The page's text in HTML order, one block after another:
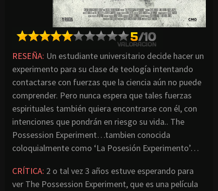
RESEÑA: Un estudiante universitario decide hacer un
experimento para su clase de teología intentando
contactarse con fuerzas que la ciencia aún no puede
comprender. Pero nunca espera que tales fuerzas
espirituales también quiera encontrarse con él, con
intenciones que pondrán en riesgo su vida.. The
Possession Experiment…tambien conocida
coloquialmente como ‘La Posesión Experimento’…
CRÍTICA: 2 o tal vez 3 años estuve esperando para
ver The Possession Experiment, que es una película